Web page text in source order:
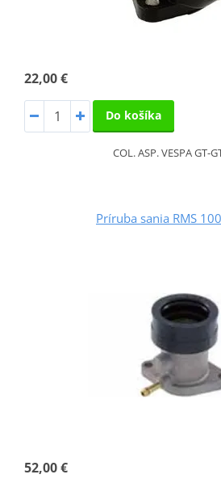
22,00 €
Do košíka
COL. ASP. VESPA GT-
Príruba sania RMS
52,00 €